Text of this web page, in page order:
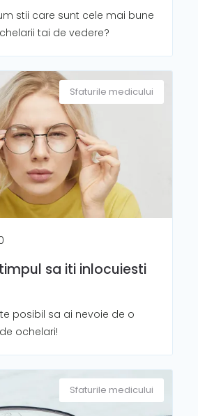
stii care sunt cele mai bune
tai de vedere?
Sfaturile medicului
sa iti inlocuiesti
posibil sa ai nevoie de o
ochelari!
Sfaturile medicului